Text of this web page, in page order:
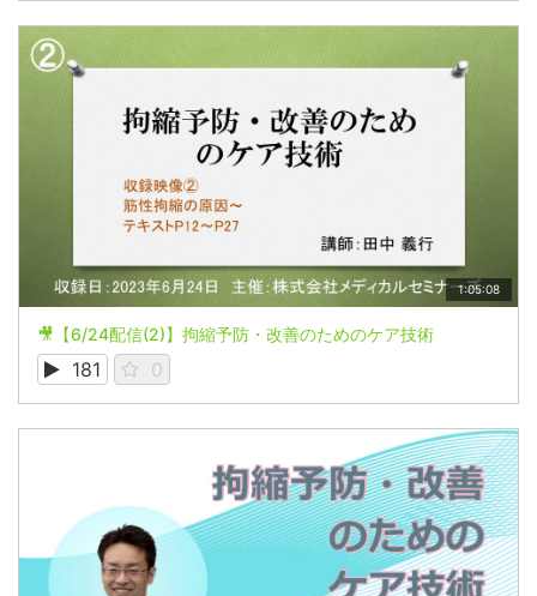
1:05:08
🎥【6/24配信(2)】拘縮予防・改善のためのケア技術
181 0